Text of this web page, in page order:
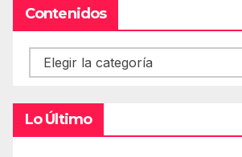
Contenidos
Contenidos
Lo Último